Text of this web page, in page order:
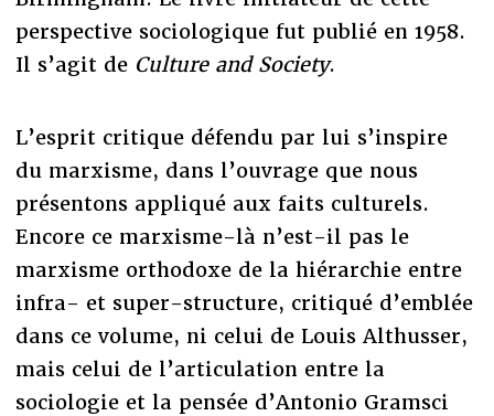
perspective sociologique fut publié en 1958.
Il s’agit de Culture and Society.
L’esprit critique défendu par lui s’inspire
du marxisme, dans l’ouvrage que nous
présentons appliqué aux faits culturels.
Encore ce marxisme-là n’est-il pas le
marxisme orthodoxe de la hiérarchie entre
infra- et super-structure, critiqué d’emblée
dans ce volume, ni celui de Louis Althusser,
mais celui de l’articulation entre la
sociologie et la pensée d’Antonio Gramsci